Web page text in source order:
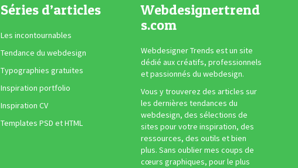
Séries d’articles
Les incontournables
Tendance du webdesign
Typographies gratuites
Inspiration portfolio
Inspiration CV
Templates PSD et HTML
Webdesignertrend
s.com
Webdesigner Trends est un site
dédié aux créatifs, professionnels
et passionnés du webdesign.
Vous y trouverez des articles sur
les dernières tendances du
webdesign, des sélections de
sites pour votre inspiration, des
ressources, des outils et bien
plus. Sans oublier mes coups de
cœurs graphiques, pour le plus